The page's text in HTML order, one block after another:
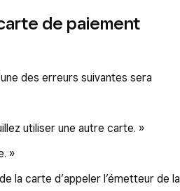
de paiement
des erreurs suivantes sera
utiliser une autre carte. »
»
la carte d’appeler l’émetteur de la